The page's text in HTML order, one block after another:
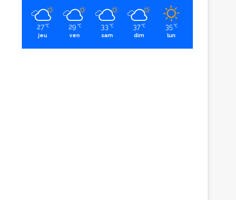
27 ℃
jeu
29 ℃
ven
33 ℃
sam
37 ℃
dim
35 ℃
lun